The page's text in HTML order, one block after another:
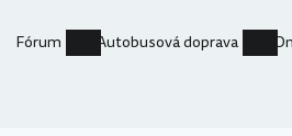
Fórum Autobusová doprava